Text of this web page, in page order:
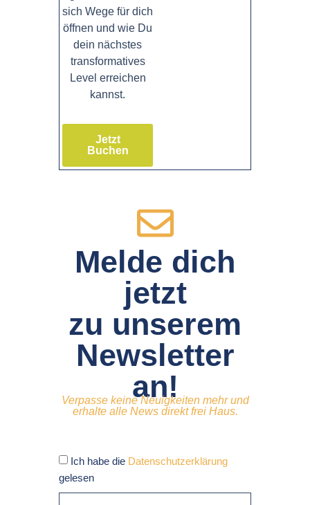
sich Wege für dich
öffnen und wie Du
dein nächstes
transformatives
Level erreichen
kannst.
Jetzt
Buchen
Melde dich
jetzt
zu unserem
Newsletter
an!
Verpasse keine Neuigkeiten mehr und
erhalte alle News direkt frei Haus.
Ich habe die Datenschutzerklärung
gelesen